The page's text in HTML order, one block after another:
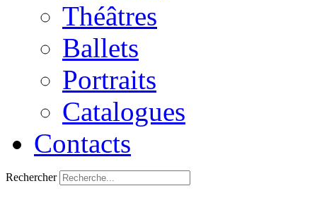
Théâtres
Ballets
Portraits
Catalogues
Contacts
Rechercher